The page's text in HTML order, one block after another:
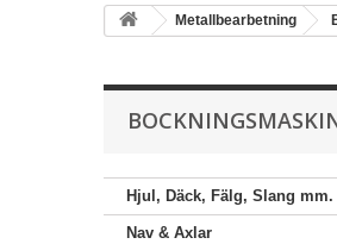
Metallbearbetning
Hjul, Däck, Fälg, Slang mm.
Nav & Axlar